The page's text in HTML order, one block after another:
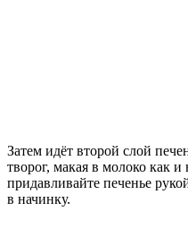
Затем идёт второй слой
творог, макая в молоко как
придавливайте печенье
в начинку.